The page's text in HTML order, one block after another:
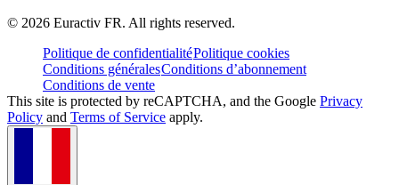
© 2026 Euractiv FR. All rights reserved.
Politique de confidentialitéPolitique cookies
Conditions généralesConditions d’abonnement
Conditions de vente
This site is protected by reCAPTCHA, and the Google Privacy
Policy and Terms of Service apply.